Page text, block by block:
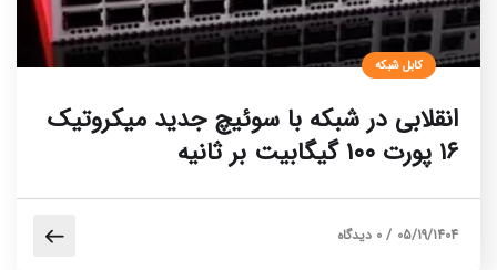
کابل شبکه
انقلابی در شبکه با سوئیچ جدید میکروتیک
۱۶ پورت ۱۰۰ گیگابیت بر ثانیه
05/19/1404
/ 0 دیدگاه